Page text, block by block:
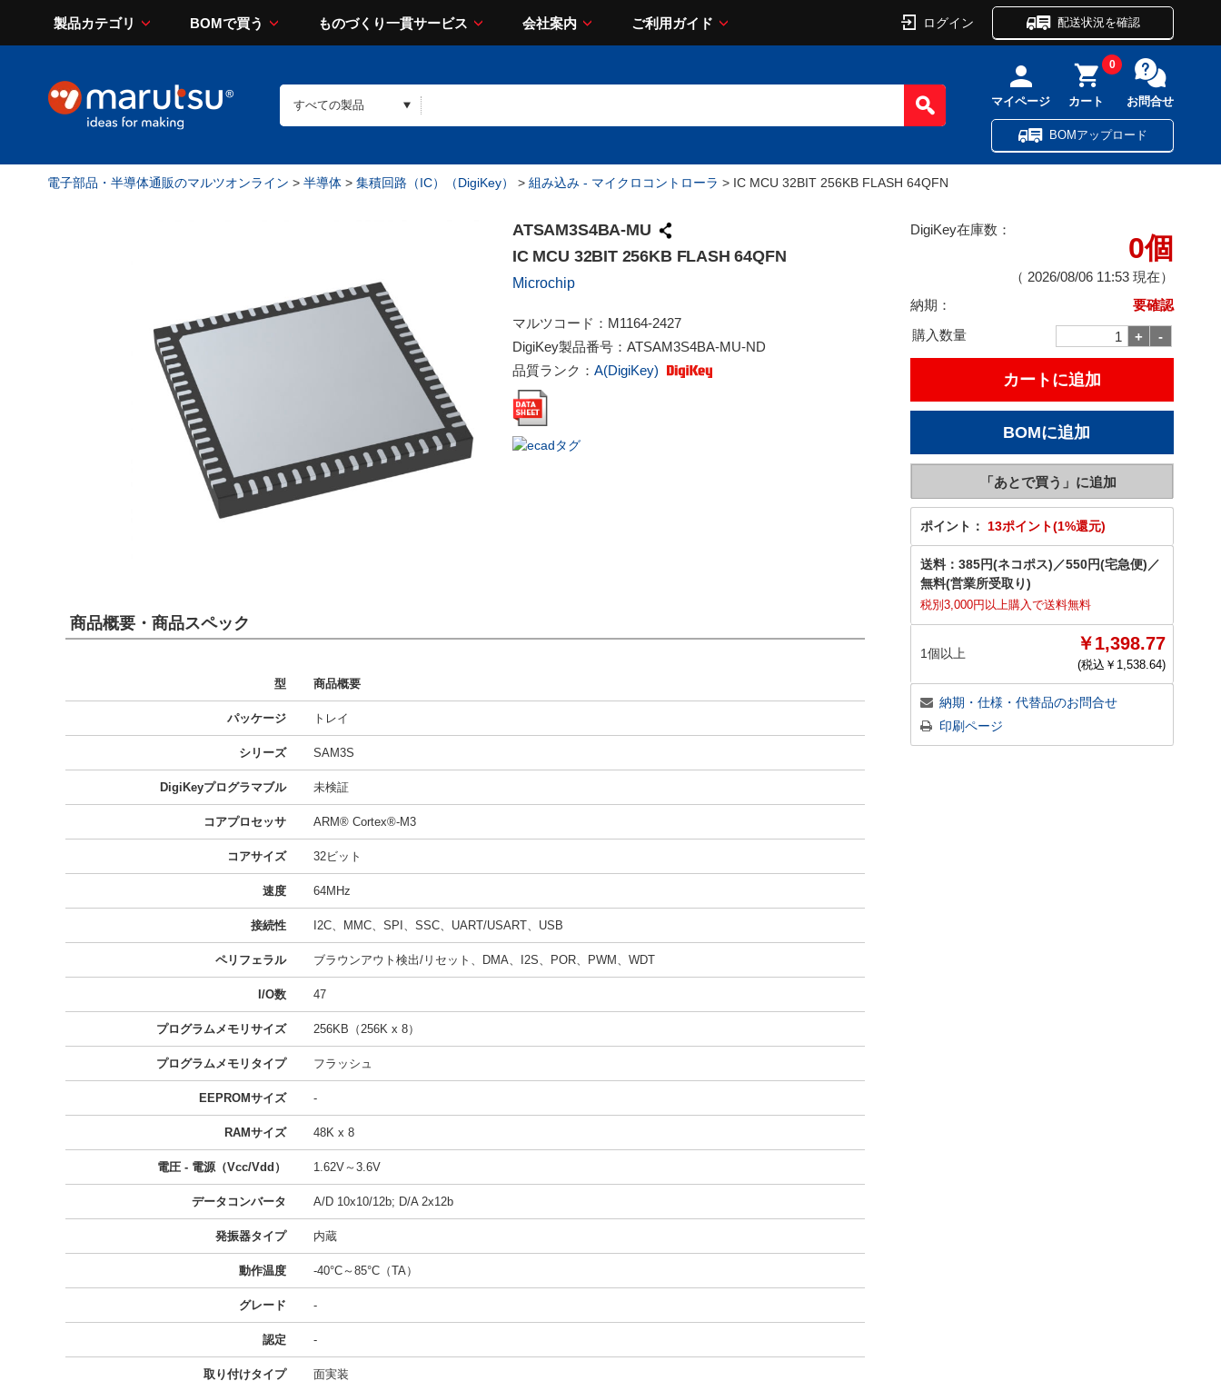
製品カテゴリ BOMで買う ものづくり一貫サービス 会社案内 ご利用ガイド ログイン 配送状況を確認
マイページ カート
0
お問合せ
BOMアップロード
電子部品・半導体通販のマルツオンライン > 半導体 > 集積回路（IC）（DigiKey） > 組み込み - マイクロコントローラ > IC MCU 32BIT 256KB FLASH 64QFN
ATSAM3S4BA-MU
IC MCU 32BIT 256KB FLASH 64QFN
Microchip
マルツコード： M1164-2427
DigiKey製品番号： ATSAM3S4BA-MU-ND
品質ランク： A(DigiKey)
DigiKey在庫数：
0個
（ 2026/08/06 11:53 現在）
納期：
要確認
購入数量
ポイント： 13ポイント(1%還元)
送料： 385円(ネコポス) ／550円(宅急便) ／
無料(営業所受取り)
税別3,000円以上購入で送料無料
1個以上 ￥1,398.77
(税込￥ 1,538.64)
納期・仕様・代替品のお問合せ
印刷ページ
商品概要・商品スペック
型 商品概要
パッケージ トレイ
シリーズ SAM3S
DigiKeyプログラマブル 未検証
コアプロセッサ ARM® Cortex®-M3
コアサイズ 32ビット
速度 64MHz
接続性 I2C、MMC、SPI、SSC、UART/USART、USB
ペリフェラル ブラウンアウト検出/リセット、DMA、I2S、POR、PWM、WDT
I/O数 47
プログラムメモリサイズ 256KB（256K x 8）
プログラムメモリタイプ フラッシュ
EEPROMサイズ -
RAMサイズ 48K x 8
電圧 - 電源（Vcc/Vdd） 1.62V～3.6V
データコンバータ A/D 10x10/12b; D/A 2x12b
発振器タイプ 内蔵
動作温度 -40°C～85°C（TA）
グレード -
認定 -
取り付けタイプ 面実装